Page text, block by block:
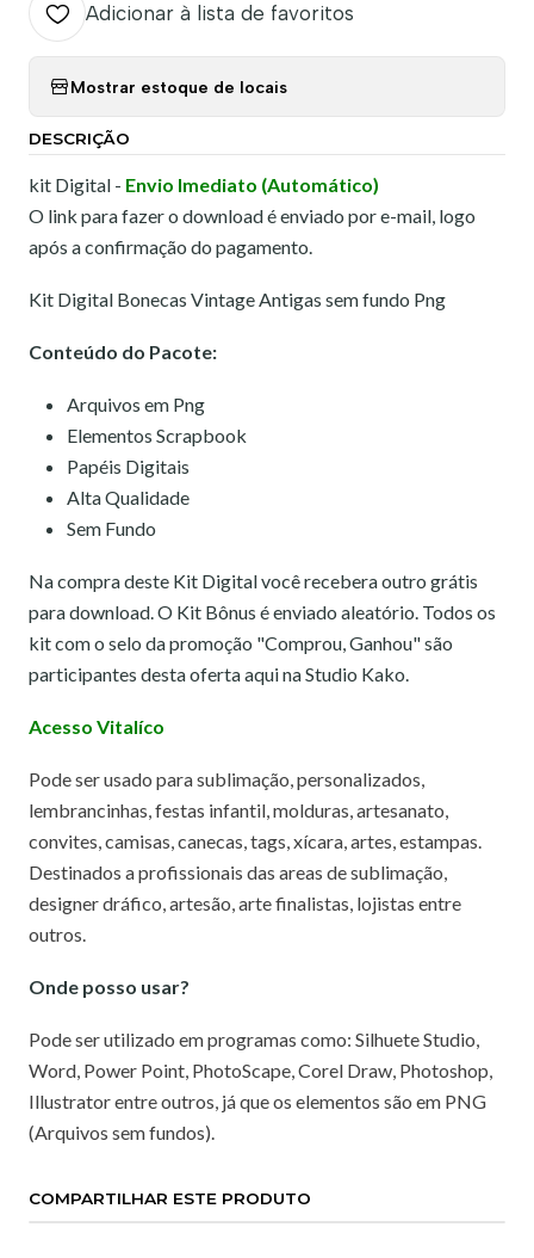
Adicionar à lista de favoritos
Mostrar estoque de locais
DESCRIÇÃO
kit Digital - Envio Imediato (Automático)
O link para fazer o download é enviado por e-mail, logo
após a confirmação do pagamento.
Kit Digital Bonecas Vintage Antigas sem fundo Png
Conteúdo do Pacote:
Arquivos em Png
Elementos Scrapbook
Papéis Digitais
Alta Qualidade
Sem Fundo
Na compra deste Kit Digital você recebera outro grátis
para download. O Kit Bônus é enviado aleatório. Todos os
kit com o selo da promoção "Comprou, Ganhou" são
participantes desta oferta aqui na Studio Kako.
Acesso Vitalíco
Pode ser usado para sublimação, personalizados,
lembrancinhas, festas infantil, molduras, artesanato,
convites, camisas, canecas, tags, xícara, artes, estampas.
Destinados a profissionais das areas de sublimação,
designer dráfico, artesão, arte finalistas, lojistas entre
outros.
Onde posso usar?
Pode ser utilizado em programas como: Silhuete Studio,
Word, Power Point, PhotoScape, Corel Draw, Photoshop,
Illustrator entre outros, já que os elementos são em PNG
(Arquivos sem fundos).
COMPARTILHAR ESTE PRODUTO